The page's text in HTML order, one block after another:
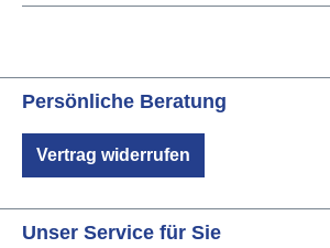
Persönliche Beratung
Vertrag widerrufen
Unser Service für Sie